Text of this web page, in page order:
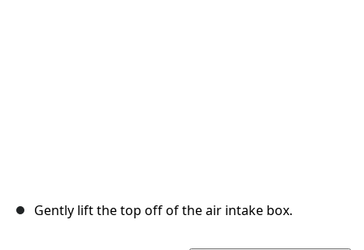
Gently lift the top off of the air intake box.